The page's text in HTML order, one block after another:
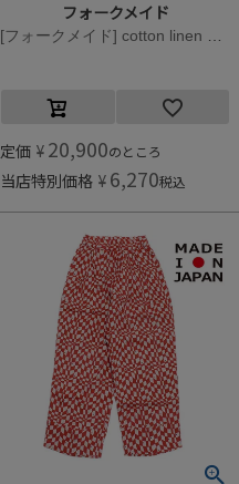
フォークメイド
[フォークメイド] cotton linen playing card ワイドパンツ アイボリー×ブラック
定価 ¥ 20,900のところ
当店特別価格 ¥ 6,270税込